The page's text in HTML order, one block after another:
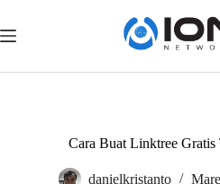
content
Cara Buat Linktree Gratis
danielkristanto